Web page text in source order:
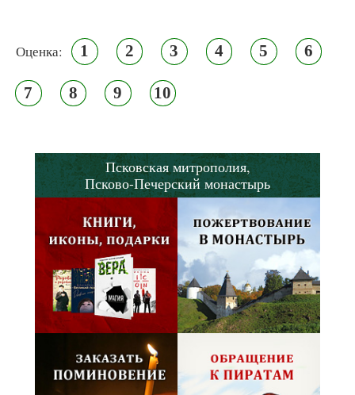
Оценка: 1 2 3 4 5 6
7 8 9 10
Псковская митрополия,
Псково-Печерский монастырь